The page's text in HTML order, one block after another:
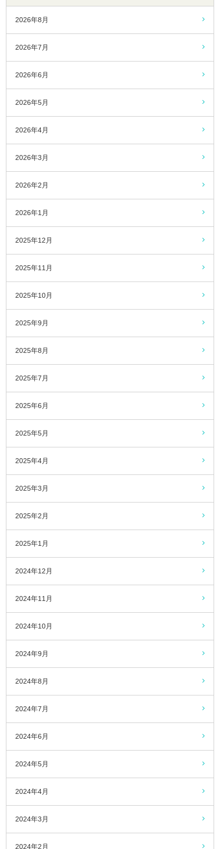
2026年8月
2026年7月
2026年6月
2026年5月
2026年4月
2026年3月
2026年2月
2026年1月
2025年12月
2025年11月
2025年10月
2025年9月
2025年8月
2025年7月
2025年6月
2025年5月
2025年4月
2025年3月
2025年2月
2025年1月
2024年12月
2024年11月
2024年10月
2024年9月
2024年8月
2024年7月
2024年6月
2024年5月
2024年4月
2024年3月
2024年2月